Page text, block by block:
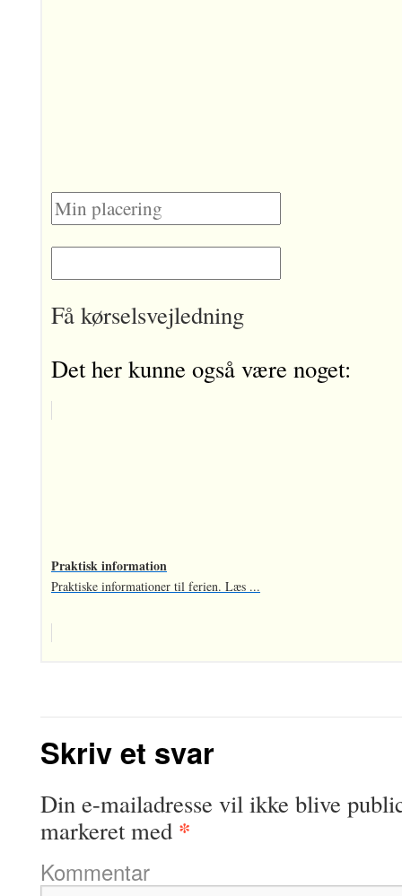
Få kørselsvejledning
Det her kunne også være noget:
Praktisk information
Praktiske informationer til ferien. Læs ...
Skriv et svar
Din e-mailadresse vil ikke blive
markeret med *
Kommentar